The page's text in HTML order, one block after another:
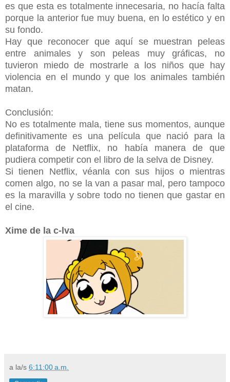
es que esta es totalmente innecesaria, no hacía falta
porque la anterior fue muy buena, en lo estético y en
su fondo.
Hay que reconocer que aquí se muestran peleas
entre animales y son peleas muy gráficas, no
tuvieron miedo de mostrarle a los niños que hay
violencia en el mundo y que los animales también
matan.
Conclusión:
No es totalmente mala, tiene sus momentos, aunque
definitivamente es una película que nació para la
plataforma de Netflix, no había manera de que
pudiera competir con el libro de la selva de Disney.
Si tienen Netflix, véanla con sus hijos o mientras
comen algo, no se la van a pasar mal, pero tampoco
es la maravilla y sobre todo no tienen que gastar en
el cine.
Xime de la c-lva
a la/s 6:11:00 a.m.